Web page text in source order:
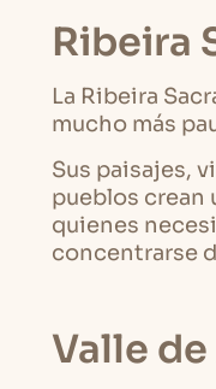
Ribeira
La Ribeira
mucho más
Sus paisajes,
pueblos crean
quienes
concentrarse
Valle